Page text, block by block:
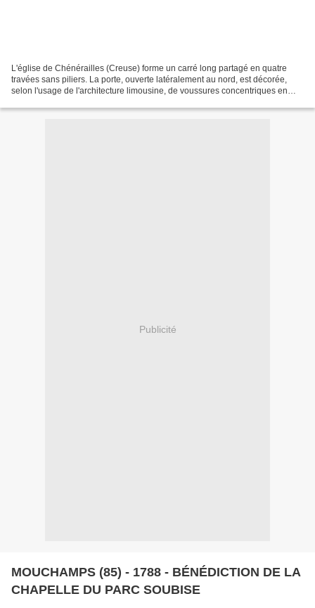
L'église de Chénérailles (Creuse) forme un carré long partagé en quatre
travées sans piliers. La porte, ouverte latéralement au nord, est décorée,
selon l'usage de l'architecture limousine, de voussures concentriques en
Publicité
MOUCHAMPS (85) - 1788 - BÉNÉDICTION DE LA
CHAPELLE DU PARC SOUBISE